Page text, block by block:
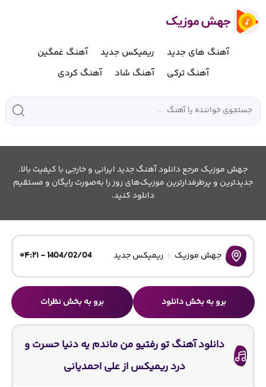
آهنگ های جدید ریمیکس جدید
آهنگ غمگین
آهنگ ترکی
آهنگ شاد آهنگ کردی
جهش موزیک مرجع دانلود آهنگ جدید ایرانی و خارجی با کیفیت بالا.
جدیدترین و پرطرفدارترین موزیک‌های روز را به‌صورت رایگان و مستقیم
دانلود کنید.
جهش موزیک ریمیکس جدید 1404/02/04 - ۰۴:۲۱
برو به بخش دانلود برو به بخش نظرات
دانلود آهنگ تو رفتیو من ماندم یه دنیا حسرت و
درد ریمیکس از علی احمدیانی